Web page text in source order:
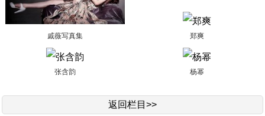
戚薇写真集 郑爽
张含韵 杨幂
返回栏目>>